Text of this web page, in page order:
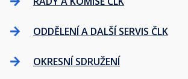
ODDĚLENÍ A DALŠÍ SERVIS ČLK
OKRESNÍ SDRUŽENÍ